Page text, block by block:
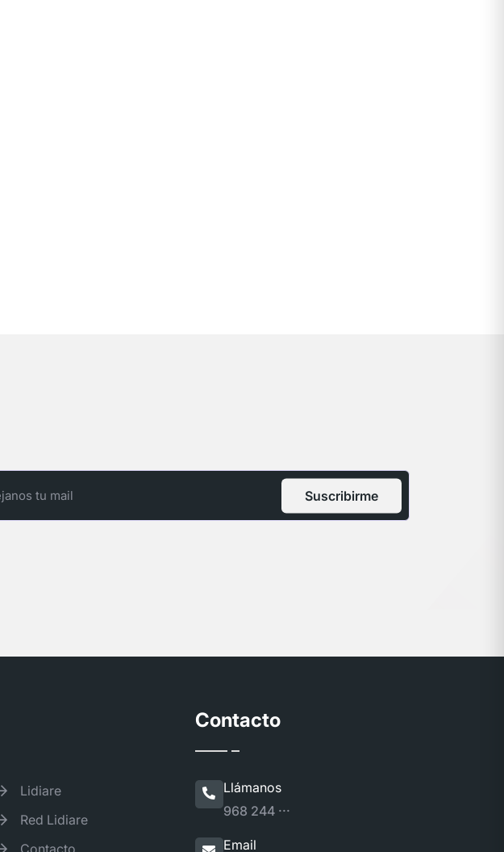
Suscribirme
Lidiare
Red Lidiare
Contacto
Contacto
Llámanos
968 244 ···
Email